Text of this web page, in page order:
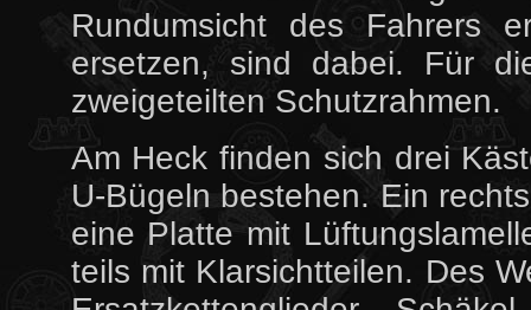
Rundumsicht des Fahrers
ersetzen, sind dabei. Für
zweigeteilten Schutzrahmen.
Am Heck finden sich drei
U-Bügeln bestehen. Ein
eine Platte mit
teils mit Klarsichtteilen. Des